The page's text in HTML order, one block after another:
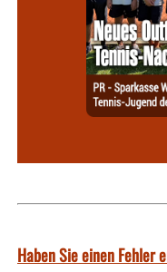
Haben Sie einen Fehler